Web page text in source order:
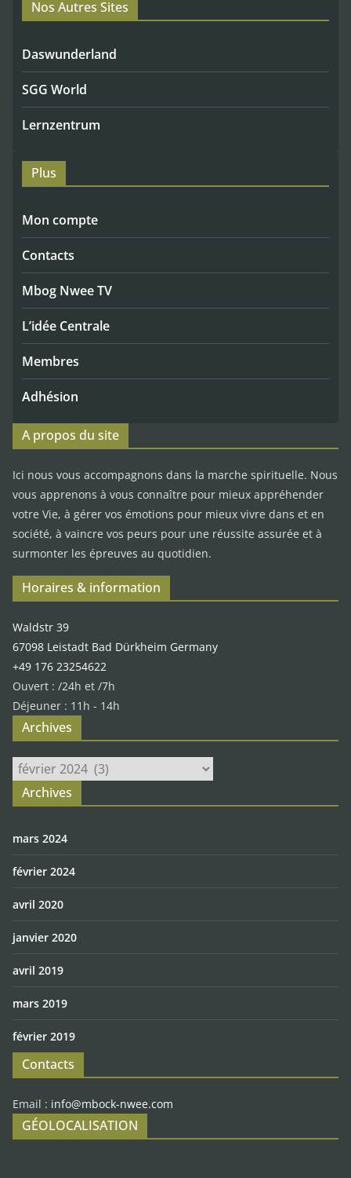
Nos Autres Sites
Daswunderland
SGG World
Lernzentrum
Plus
Mon compte
Contacts
Mbog Nwee TV
L’idée Centrale
Membres
Adhésion
A propos du site
Ici nous vous accompagnons dans la marche spirituelle. Nous
vous apprenons à vous connaître pour mieux appréhender
votre Vie, à gérer vos émotions pour mieux vivre dans et en
société, à vaincre vos peurs pour une réussite assurée et à
surmonter les épreuves au quotidien.
Horaires & information
Waldstr 39
67098 Leistadt Bad Dürkheim Germany
+49 176 23254622
Ouvert : /24h et /7h
Déjeuner : 11h - 14h
Archives
Archives
Archives
mars 2024
février 2024
avril 2020
janvier 2020
avril 2019
mars 2019
février 2019
Contacts
Email : info@mbock-nwee.com
GÉOLOCALISATION